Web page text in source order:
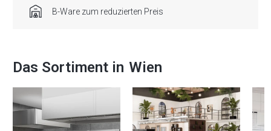
B-Ware zum reduzierten Preis
Das Sortiment in Wien